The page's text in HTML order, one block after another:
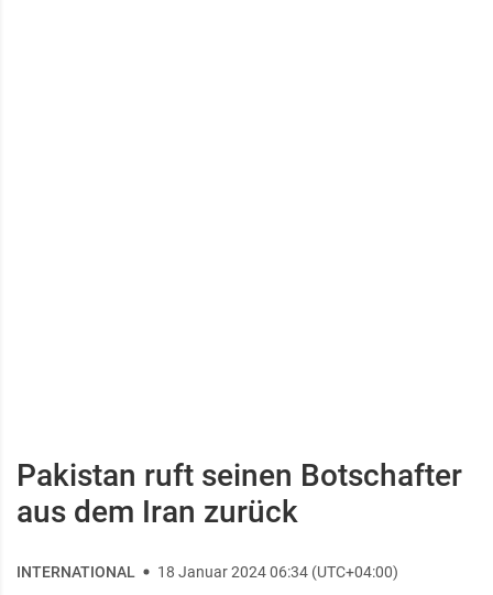
Pakistan ruft seinen Botschafter
aus dem Iran zurück
INTERNATIONAL 18 Januar 2024 06:34 (UTC+04:00)